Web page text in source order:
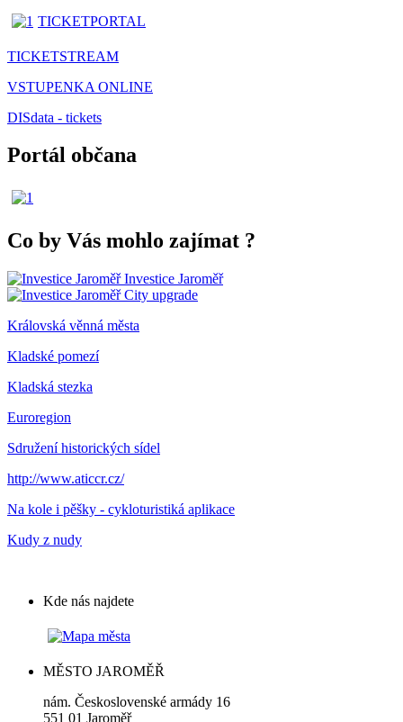
TICKETPORTAL
TICKETSTREAM
VSTUPENKA ONLINE
DISdata - tickets
Portál občana
Co by Vás mohlo zajímat ?
Investice Jaroměř
City upgrade
Královská věnná města
Kladské pomezí
Kladská stezka
Euroregion
Sdružení historických sídel
http://www.aticcr.cz/
Na kole i pěšky - cykloturistiká aplikace
Kudy z nudy
Kde nás najdete
MĚSTO JAROMĚŘ
nám. Československé armády 16
551 01 Jaroměř